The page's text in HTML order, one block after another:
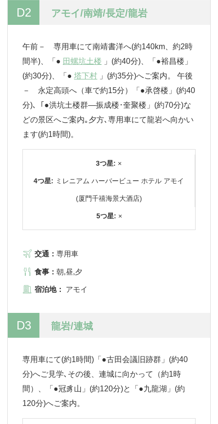
D2 アモイ/南靖/長定/龍岩
午前－ 専用車にて南靖書洋へ(約140km、約2時
間半)、「● 田螺坑土楼 」(約40分)、「●裕昌楼」
(約30分)、「● 塔下村 」(約35分)へご案内。 午後
－ 永定高頭へ（車で約15分）「●承啓楼」(約40
分)､「●洪坑土楼群―振成楼･奎聚楼」(約70分)な
どの景区へご案内｡夕方､専用車にて龍岩へ向かい
ます(約1時間)。
3つ星: ×
4つ星: ミレニアム ハーバービュー ホテル アモイ
(厦門千禧海景大酒店)
5つ星: ×
交通： 専用車
食事： 朝,昼,夕
宿泊地： アモイ
D3 龍岩/連城
専用車にて(約1時間)「●古田会議旧跡群」(約40
分)へご見学､その後、連城に向かって（約1時
間）、「●冠豸山」(約120分)と「●九龍湖」(約
120分)へご案内。